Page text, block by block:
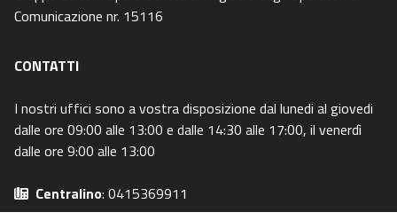
Comunicazione nr. 15116
CONTATTI
I nostri uffici sono a vostra disposizione dal lunedi al giovedi
dalle ore 09:00 alle 13:00 e dalle 14:30 alle 17:00, il venerdì
dalle ore 9:00 alle 13:00
Centralino: 0415369911